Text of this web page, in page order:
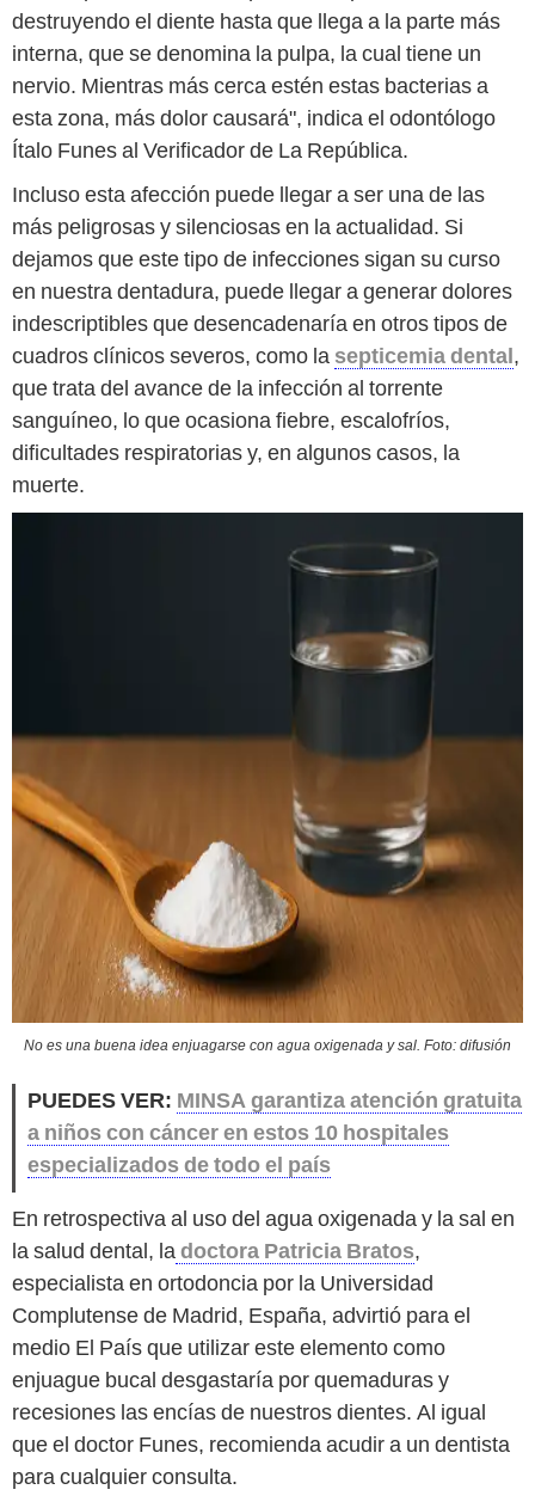
destruyendo el diente hasta que llega a la parte más
interna, que se denomina la pulpa, la cual tiene un
nervio. Mientras más cerca estén estas bacterias a
esta zona, más dolor causará", indica el odontólogo
Ítalo Funes al Verificador de La República.
Incluso esta afección puede llegar a ser una de las
más peligrosas y silenciosas en la actualidad. Si
dejamos que este tipo de infecciones sigan su curso
en nuestra dentadura, puede llegar a generar dolores
indescriptibles que desencadenaría en otros tipos de
cuadros clínicos severos, como la septicemia dental,
que trata del avance de la infección al torrente
sanguíneo, lo que ocasiona fiebre, escalofríos,
dificultades respiratorias y, en algunos casos, la
muerte.
No es una buena idea enjuagarse con agua oxigenada y sal. Foto: difusión
PUEDES VER: MINSA garantiza atención gratuita
a niños con cáncer en estos 10 hospitales
especializados de todo el país
En retrospectiva al uso del agua oxigenada y la sal en
la salud dental, ladoctora Patricia Bratos,
especialista en ortodoncia por la Universidad
Complutense de Madrid, España, advirtió para el
medio El País que utilizar este elemento como
enjuague bucal desgastaría por quemaduras y
recesiones las encías de nuestros dientes. Al igual
que el doctor Funes, recomienda acudir a un dentista
para cualquier consulta.